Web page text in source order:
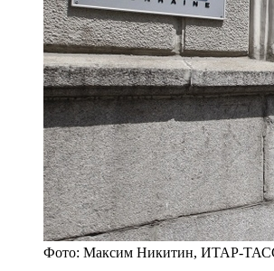
Фото: Максим Никитин, ИТАР-